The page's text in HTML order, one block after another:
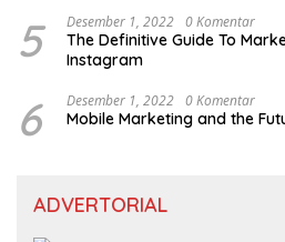
5 Desember 1, 2022 0 Komentar
The Definitive Guide To
Instagram
6 Desember 1, 2022 0 Komentar
Mobile Marketing and the
ADVERTORIAL